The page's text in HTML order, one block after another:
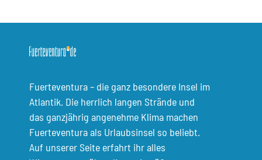
Fuerteventura – die ganz besondere Insel im
Atlantik. Die herrlich langen Strände und
das ganzjährig angenehme Klima machen
Fuerteventura als Urlaubsinsel so beliebt.
Auf unserer Seite erfahrt ihr alles